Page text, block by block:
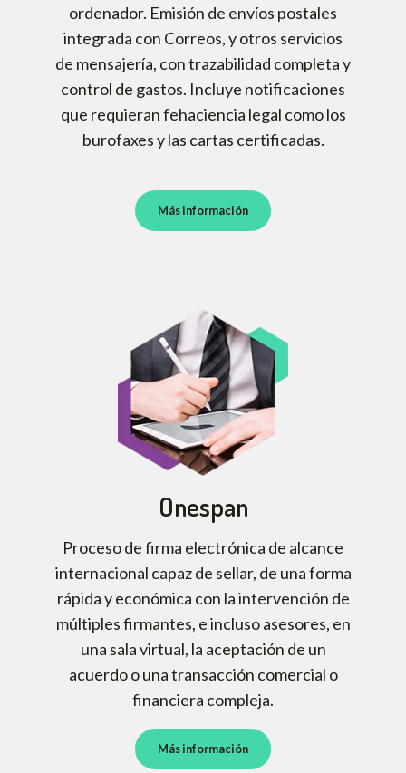
ordenador. Emisión de envíos postales
integrada con Correos, y otros servicios
de mensajería, con trazabilidad completa y
control de gastos. Incluye notificaciones
que requieran fehaciencia legal como los
burofaxes y las cartas certificadas.
Más información
Onespan
Proceso de firma electrónica de alcance
internacional capaz de sellar, de una forma
rápida y económica con la intervención de
múltiples firmantes, e incluso asesores, en
una sala virtual, la aceptación de un
acuerdo o una transacción comercial o
financiera compleja.
Más información